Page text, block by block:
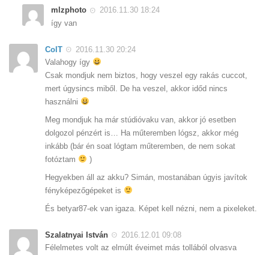
mlzphoto
2016.11.30 18:24
így van
ColT
2016.11.30 20:24
Valahogy így
Csak mondjuk nem biztos, hogy veszel egy rakás cuccot,
mert úgysincs miből. De ha veszel, akkor időd nincs
használni
Meg mondjuk ha már stúdióvaku van, akkor jó esetben
dolgozol pénzért is… Ha műteremben lógsz, akkor még
inkább (bár én soat lógtam műteremben, de nem sokat
fotóztam
)
Hegyekben áll az akku? Simán, mostanában úgyis javítok
fényképezőgépeket is
És betyar87-ek van igaza. Képet kell nézni, nem a pixeleket.
Szalatnyai István
2016.12.01 09:08
Félelmetes volt az elmúlt éveimet más tollából olvasva